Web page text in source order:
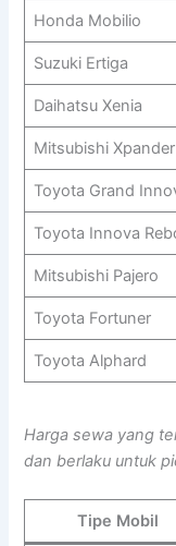
Honda Mobilio
Suzuki Ertiga
Daihatsu Xenia
Mitsubishi Xpander
Toyota Grand
Toyota Innova
Mitsubishi Pajero
Toyota Fortuner
Toyota Alphard
Harga sewa yang
dan berlaku untuk
Tipe Mobil